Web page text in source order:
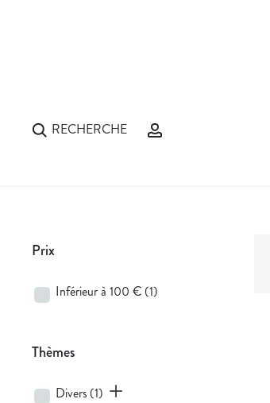
RECHERCHE
Prix
Inférieur à 100 € (1)
Thèmes
Divers (1)